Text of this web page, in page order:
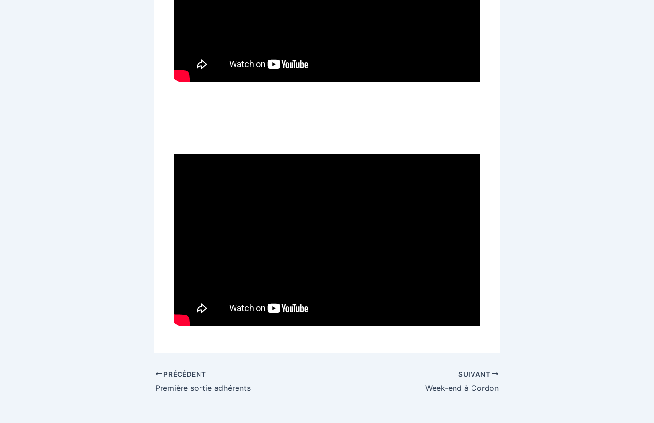
PRÉCÉDENT
Première sortie adhérents
SUIVANT
Week-end à Cordon